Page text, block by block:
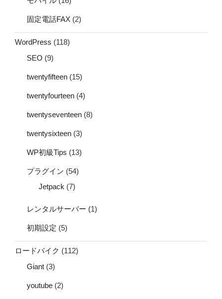
固定電話FAX (2)
WordPress (118)
SEO (9)
twentyfifteen (15)
twentyfourteen (4)
twentyseventeen (8)
twentysixteen (3)
WP初級Tips (13)
プラグイン (54)
Jetpack (7)
レンタルサーバー (1)
初期設定 (5)
ロードバイク (112)
Giant (3)
youtube (2)